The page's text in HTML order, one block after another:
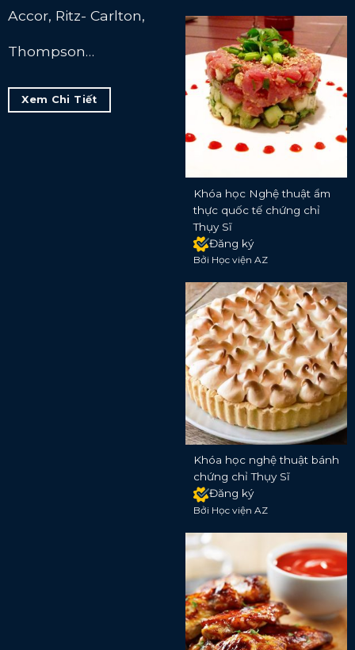
Accor, Ritz- Carlton,
Thompson…
Xem Chi Tiết
Khóa học Nghệ thuật ẩm
thực quốc tế chứng chỉ
Thụy Sĩ
Đăng ký
Bởi Học viện AZ
Khóa học nghệ thuật bánh
chứng chỉ Thụy Sĩ
Đăng ký
Bởi Học viện AZ